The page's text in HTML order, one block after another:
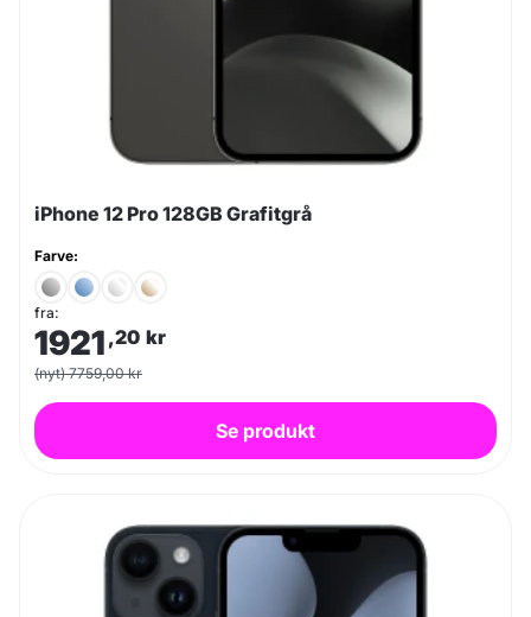
iPhone 12 Pro 128GB Grafitgrå
Farve:
fra:
1921 ,20 kr
(nyt) 7759,00 kr
Se produkt